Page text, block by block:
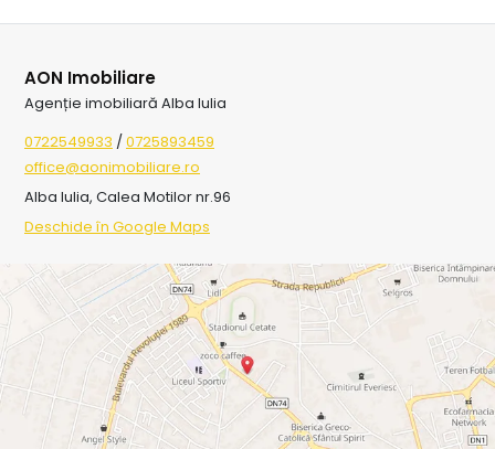
AON Imobiliare
Agenție imobiliară Alba Iulia
0722549933 /0725893459
office@aonimobiliare.ro
Alba Iulia, Calea Motilor nr.96
Deschide în Google Maps